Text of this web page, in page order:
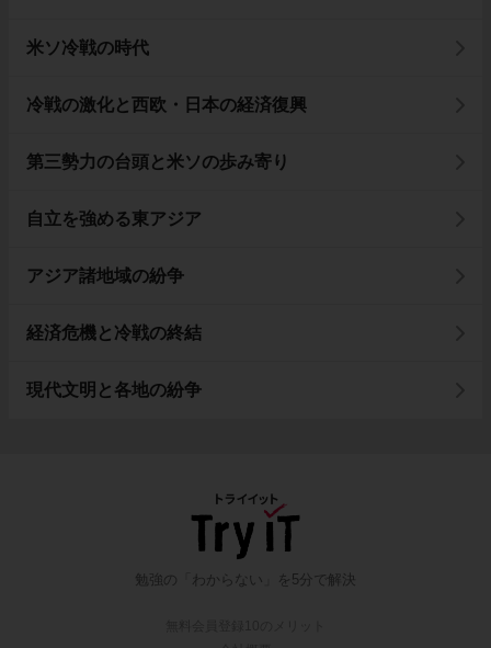
米ソ冷戦の時代
冷戦の激化と西欧・日本の経済復興
第三勢力の台頭と米ソの歩み寄り
自立を強める東アジア
アジア諸地域の紛争
経済危機と冷戦の終結
現代文明と各地の紛争
勉強の「わからない」を5分で解決